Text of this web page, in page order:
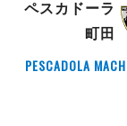
個人ランキング
個人ランキン
個人ランキング
メットライ
しながわシ
立川アスレ
ペスカドー
ペスカドーラ
町田
PESCADOLA